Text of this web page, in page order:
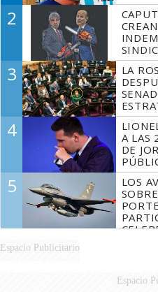
2
3
LA
4
A LAS
DE
5
LOS
Espacio Publicitario
Espacio